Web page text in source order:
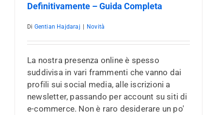
Definitivamente – Guida Completa
Di Gentian Hajdaraj | Novità
La nostra presenza online è spesso
suddivisa in vari frammenti che vanno dai
profili sui social media, alle iscrizioni a
newsletter, passando per account su siti di
e-commerce. Non è raro desiderare un po'